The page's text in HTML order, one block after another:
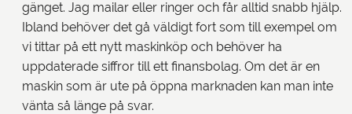
gänget. Jag mailar eller ringer och får alltid snabb hjälp.
Ibland behöver det gå väldigt fort som till exempel om
vi tittar på ett nytt maskinköp och behöver ha
uppdaterade siffror till ett finansbolag. Om det är en
maskin som är ute på öppna marknaden kan man inte
vänta så länge på svar.